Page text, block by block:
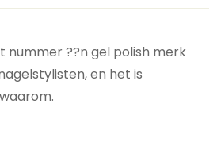
nummer ??n gel polish merk
en het is